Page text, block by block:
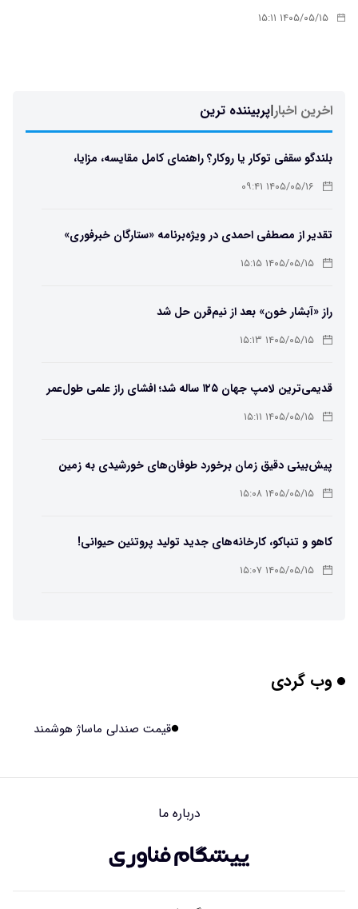
۱۴۰۵/۰۵/۱۵ ۱۵:۱۱
اخرین اخبار|پربیننده ترین
بلندگو سقفی توکار یا روکار؟ راهنمای کامل مقایسه، مزایا،
معایب و انتخاب بهترین مدل
۱۴۰۵/۰۵/۱۶ ۰۹:۴۱
تقدیر از مصطفی احمدی در ویژه‌برنامه «ستارگان خبرفوری»
۱۴۰۵/۰۵/۱۵ ۱۵:۱۵
راز «آبشار خون» بعد از نیم‌قرن حل شد
۱۴۰۵/۰۵/۱۵ ۱۵:۱۳
قدیمی‌ترین لامپ جهان ۱۲۵ ساله شد؛ افشای راز علمی طول‌عمر
لامپ سنتنیال
۱۴۰۵/۰۵/۱۵ ۱۵:۱۱
پیش‌بینی دقیق زمان برخورد طوفان‌های خورشیدی به زمین
ممکن شد
۱۴۰۵/۰۵/۱۵ ۱۵:۰۸
کاهو و تنباکو، کارخانه‌های جدید تولید پروتئین حیوانی!
۱۴۰۵/۰۵/۱۵ ۱۵:۰۷
چرا افراد مضطرب دنیا را متفاوت می بینند؟
وب گردی
قیمت صندلی ماساژ هوشمند
درباره ما